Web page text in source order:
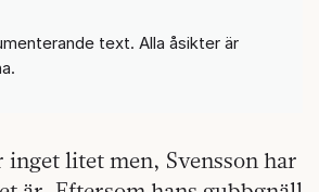
text. Alla åsikter är
inget litet men, Svensson har